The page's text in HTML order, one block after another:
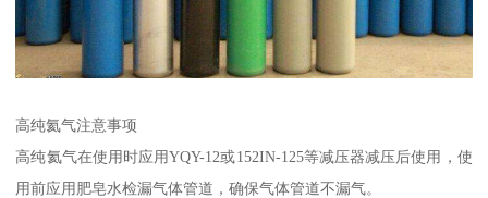
高纯氦气注意事项
高纯氦气在使用时应用YQY-12或152IN-125等减压器减压后使用，使
用前应用肥皂水检漏气体管道，确保气体管道不漏气。